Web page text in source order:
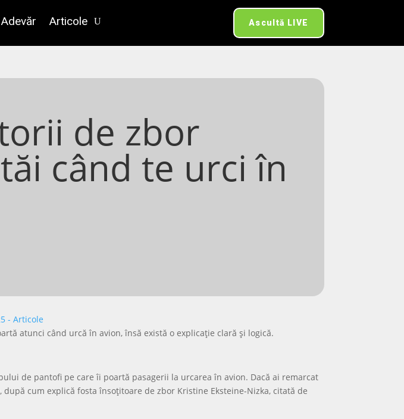
Articole Ascultă LIVE
de zbor
când te urci în
atunci când urcă în avion, însă există o explicație clară și logică.
de pantofi pe care îi poartă pasagerii la urcarea în avion. Dacă ai remarcat
cum explică fosta însoțitoare de zbor Kristine Eksteine-Nizka, citată de